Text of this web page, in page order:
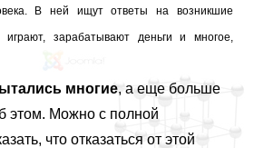
В ней ищутответы на возникшие
зарабатывают деньги и многое,
многие, а еще больше
этом. Можно с полной
что отказаться от этой